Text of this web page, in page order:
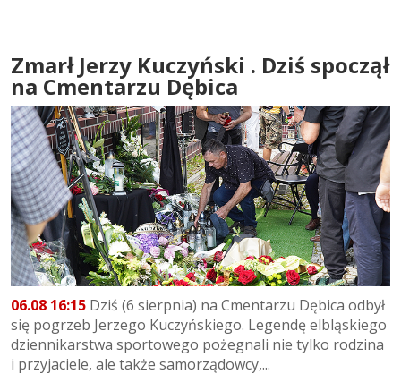
Zmarł Jerzy Kuczyński . Dziś spoczął
na Cmentarzu Dębica
06.08 16:15 Dziś (6 sierpnia) na Cmentarzu Dębica odbył
się pogrzeb Jerzego Kuczyńskiego. Legendę elbląskiego
dziennikarstwa sportowego pożegnali nie tylko rodzina
i przyjaciele, ale także samorządowcy,...